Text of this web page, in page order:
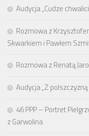
Audycja „Cudze
Rozmowa z
Skwarkiem i Pawłem
Rozmowa z Renatą
Audycja „Z
46 PPP – Portret
z Garwolina